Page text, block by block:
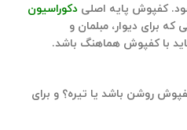
کفپوش پایه‌ اصلی دکوراسیون
برای دیوار، مبلمان و
با کفپوش هماهنگ باشد.
روشن باشد یا تیره؟ و برای